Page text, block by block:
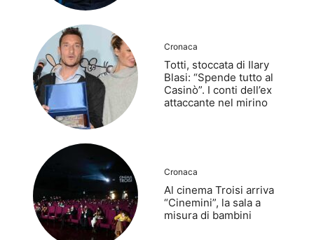
Cronaca
Totti, stoccata di Ilary
Blasi: “Spende tutto al
Casinò”. I conti dell’ex
attaccante nel mirino
Cronaca
Al cinema Troisi arriva
“Cinemini”, la sala a
misura di bambini